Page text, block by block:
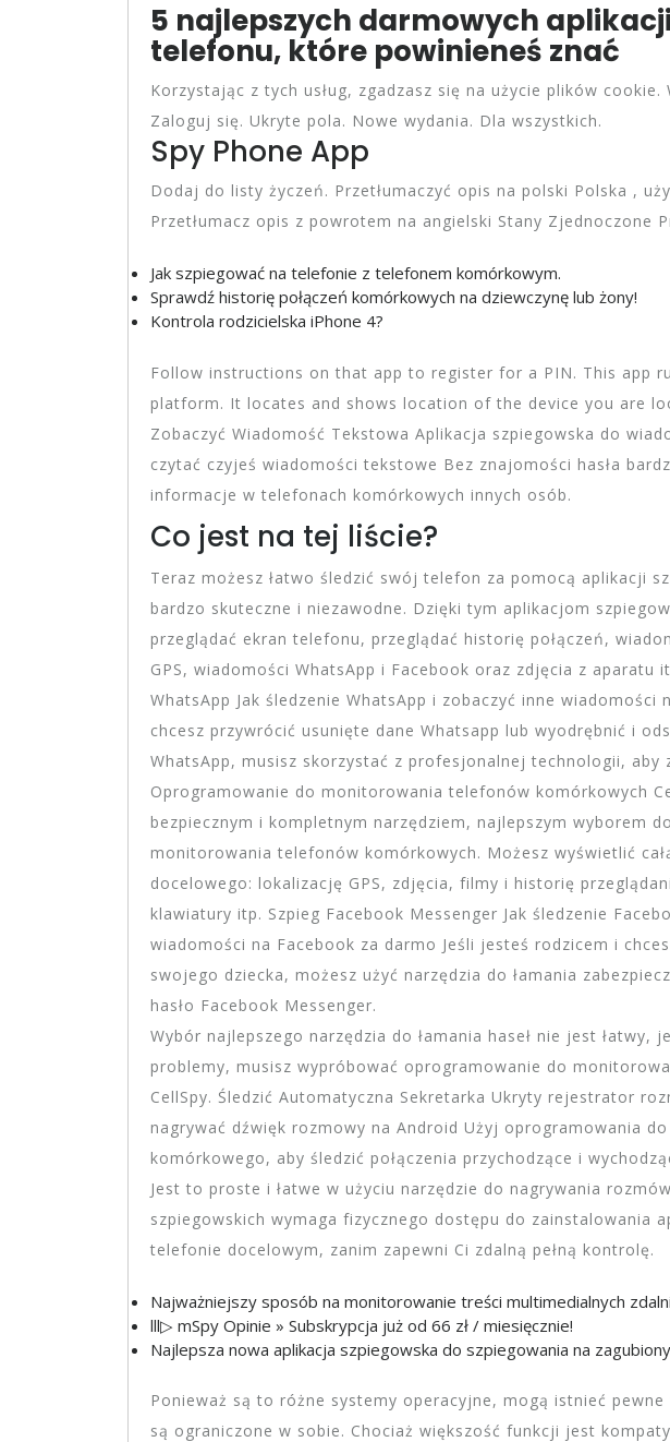
5 najlepszych darmowych
telefonu, które powinieneś znać
Korzystając z tych usług, zgadzasz się na użycie plików cookie.
Zaloguj się. Ukryte pola. Nowe wydania. Dla wszystkich.
Spy Phone App
Dodaj do listy życzeń. Przetłumaczyć opis na polski Polska ,
Przetłumacz opis z powrotem na angielski Stany Zjednoczone
Jak szpiegować na telefonie z telefonem komórkowym.
Sprawdź historię połączeń komórkowych na dziewczynę lub żony!
Kontrola rodzicielska iPhone 4?
Follow instructions on that app to register for a PIN. This app
platform. It locates and shows location of the device you are
Zobaczyć Wiadomość Tekstowa Aplikacja szpiegowska do
czytać czyjeś wiadomości tekstowe Bez znajomości hasła
informacje w telefonach komórkowych innych osób.
Co jest na tej liście?
Teraz możesz łatwo śledzić swój telefon za pomocą aplikacji
bardzo skuteczne i niezawodne. Dzięki tym aplikacjom
przeglądać ekran telefonu, przeglądać historię połączeń,
GPS, wiadomości WhatsApp i Facebook oraz zdjęcia z aparatu
WhatsApp Jak śledzenie WhatsApp i zobaczyć inne wiadomości
chcesz przywrócić usunięte dane Whatsapp lub wyodrębnić i
WhatsApp, musisz skorzystać z profesjonalnej technologii, aby
Oprogramowanie do monitorowania telefonów komórkowych
bezpiecznym i kompletnym narzędziem, najlepszym wyborem
monitorowania telefonów komórkowych. Możesz wyświetlić
docelowego: lokalizację GPS, zdjęcia, filmy i historię
klawiatury itp. Szpieg Facebook Messenger Jak śledzenie
wiadomości na Facebook za darmo Jeśli jesteś rodzicem i
swojego dziecka, możesz użyć narzędzia do łamania
hasło Facebook Messenger.
Wybór najlepszego narzędzia do łamania haseł nie jest łatwy,
problemy, musisz wypróbować oprogramowanie do
CellSpy. Śledzić Automatyczna Sekretarka Ukryty rejestrator
nagrywać dźwięk rozmowy na Android Użyj oprogramowania
komórkowego, aby śledzić połączenia przychodzące i
Jest to proste i łatwe w użyciu narzędzie do nagrywania
szpiegowskich wymaga fizycznego dostępu do zainstalowania
telefonie docelowym, zanim zapewni Ci zdalną pełną kontrolę.
Najważniejszy sposób na monitorowanie treści multimedialnych
lll▷ mSpy Opinie » Subskrypcja już od 66 zł / miesięcznie!
Najlepsza nowa aplikacja szpiegowska do szpiegowania na
Ponieważ są to różne systemy operacyjne, mogą istnieć
są ograniczone w sobie. Chociaż większość funkcji jest